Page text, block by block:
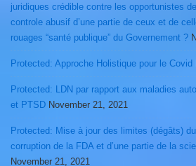
juridiques crédible contre les opportunistes
controle abusif d’une partie de ceux et de
rouages “santé publique” du Governement ?
Protected: Approche Holistique pour le Covid
Protected: LDN par rapport aux maladies
et PTSD November 21, 2021
Protected: Mise à jour des limites (dégâts)
corruption de la FDA et d’une partie de la
November 21, 2021